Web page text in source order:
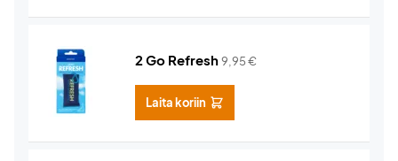
2 Go Refresh9,95€
Laita koriin